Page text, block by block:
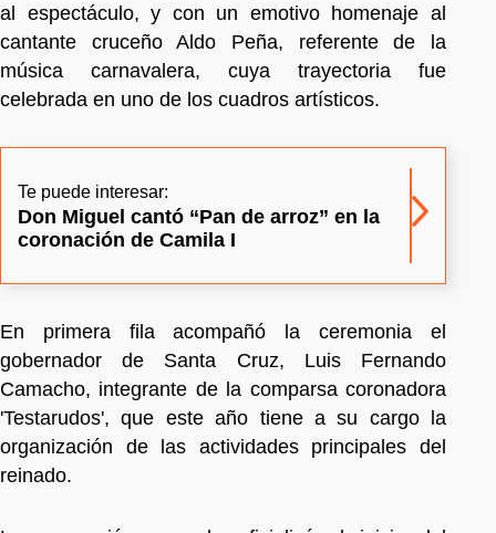
al espectáculo, y con un emotivo homenaje al
cantante cruceño Aldo Peña, referente de la
música carnavalera, cuya trayectoria fue
celebrada en uno de los cuadros artísticos.
Te puede interesar:
Don Miguel cantó “Pan de arroz” en la
coronación de Camila I
En primera fila acompañó la ceremonia el
gobernador de Santa Cruz, Luis Fernando
Camacho, integrante de la comparsa coronadora
'Testarudos', que este año tiene a su cargo la
organización de las actividades principales del
reinado.